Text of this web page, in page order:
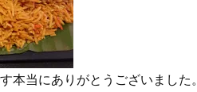
本当にありがとうございました。